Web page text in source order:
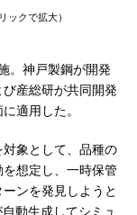
ックで拡大）
。神戸製鋼が開発
産総研が共同開発
適用した。
象として、品種の
想定し、一時保管
ンを発見しようと
動生成してシミュ